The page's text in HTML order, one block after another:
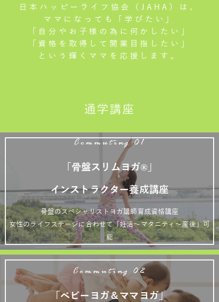
日本ハッピーライフ協会（JAHA）は、
ママになっても「学びたい」
「自分やお子様の為に何かしたい」
「資格を取得して開業目指したい」
という輝くママを応援します。
通学講座
Commuting 01
「骨盤スリムヨガ®」
インストラクター養成講座
骨盤のスペシャリストヨガ講師育成資格講座
女性のライフステージに合わせて「妊活～マタニティ～産後」可
能
Commuting 02
「ベビーヨガ＆ママヨガ」